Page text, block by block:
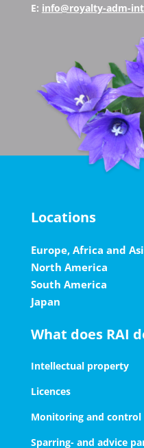
E: info@royalty-adm-
Locations
Europe, Africa and
North America
South America
Japan
What does RAI
Intellectual property
Licences
Monitoring and control
Sparring- and advice